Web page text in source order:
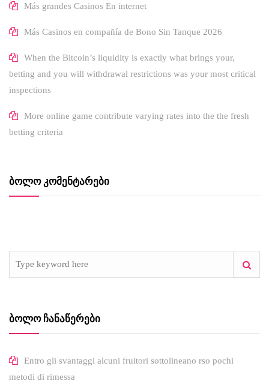
Más grandes Casinos En internet
Más Casinos en compañía de Bono Sin Tanque 2026
When the Bitcoin’s liquidity is exactly what brings your,
betting and you will withdrawal restrictions was your most critical
inspections
More online game contribute varying rates into the the fresh
betting criteria
ᲑᲝᲚᲝ ᲙᲝᲛᲔᲜᲢᲐᲠᲔᲑᲘ
ᲑᲝᲚᲝ ᲩᲐᲜᲐᲬᲔᲠᲔᲑᲘ
Entro gli svantaggi alcuni fruitori sottolineano rso pochi
metodi di rimessa